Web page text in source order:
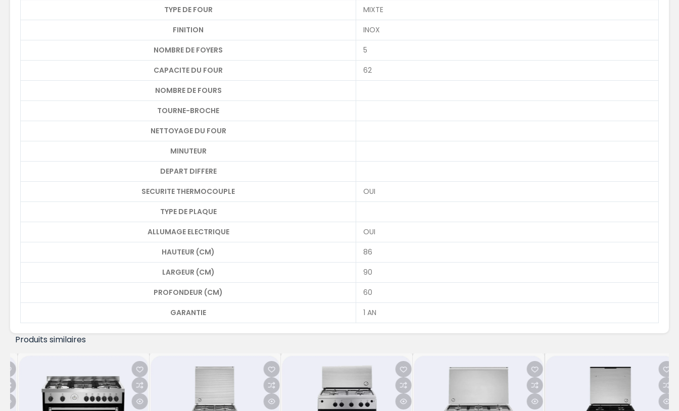
TYPE DE FOUR
MIXTE
FINITION
INOX
NOMBRE DE FOYERS
5
CAPACITE DU FOUR
62
NOMBRE DE FOURS
TOURNE-BROCHE
NETTOYAGE DU FOUR
MINUTEUR
DEPART DIFFERE
SECURITE THERMOCOUPLE
OUI
TYPE DE PLAQUE
ALLUMAGE ELECTRIQUE
OUI
HAUTEUR (CM)
86
LARGEUR (CM)
90
PROFONDEUR (CM)
60
GARANTIE
1 AN
Produits similaires